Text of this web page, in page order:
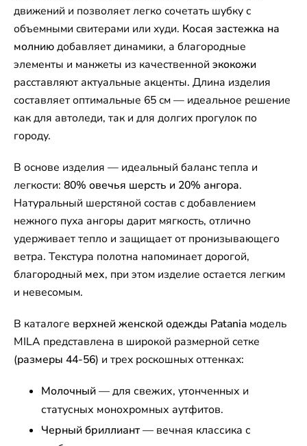
движений и позволяет легко сочетать шубку с
объемными свитерами или худи. Косая застежка на
молниюдобавляет динамики, а благородные
элементы и манжеты из качественной экокожи
расставляют актуальные акценты. Длина изделия
составляет оптимальные 65 см — идеальное решение
как для автоледи, так и для долгих прогулок по
городу.
В основе изделия — идеальный баланс тепла и
легкости: 80% овечья шерсть и 20% ангора.
Натуральный шерстяной состав с добавлением
нежного пуха ангоры дарит мягкость, отлично
удерживает тепло и защищает от пронизывающего
ветра. Текстура полотна напоминает дорогой,
благородный мех, при этом изделие остается легким
и невесомым.
В каталоге верхней женской одежды Patania модель
MILA представлена в широкой размерной сетке
(размеры 44-56) и трех роскошных оттенках:
Молочный— для свежих, утонченных и
статусных монохромных аутфитов.
Черный бриллиант— вечная классика с